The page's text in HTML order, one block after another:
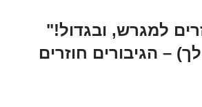
למגרש, ובגדול!"
6/8 ואילך) – הגיבורים חוזרים